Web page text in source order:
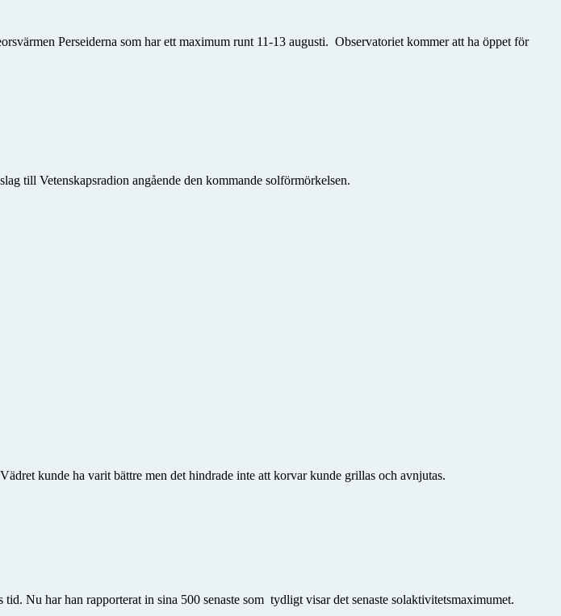
Perseiderna som har ett maximum runt 11-13 augusti. Observatoriet kommer att ha öppet för
till Vetenskapsradion angående den kommande solförmörkelsen.
kunde ha varit bättre men det hindrade inte att korvar kunde grillas och avnjutas.
Nu har han rapporterat in sina 500 senaste som tydligt visar det senaste solaktivitetsmaximumet.